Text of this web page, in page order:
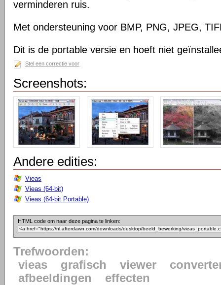
verminderen ruis.
Met ondersteuning voor BMP, PNG, JPEG,
Dit is de portable versie en hoeft niet
Stel een correctie voor
Screenshots:
Andere edities:
Vieas
Vieas (64-bit)
Vieas (64-bit Portable)
HTML code om naar deze pagina te linken:
Trefwoorden:
vieas
grafisch viewer
afbeeldingen
effecten